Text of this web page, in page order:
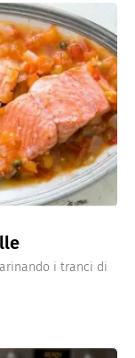
i tranci di